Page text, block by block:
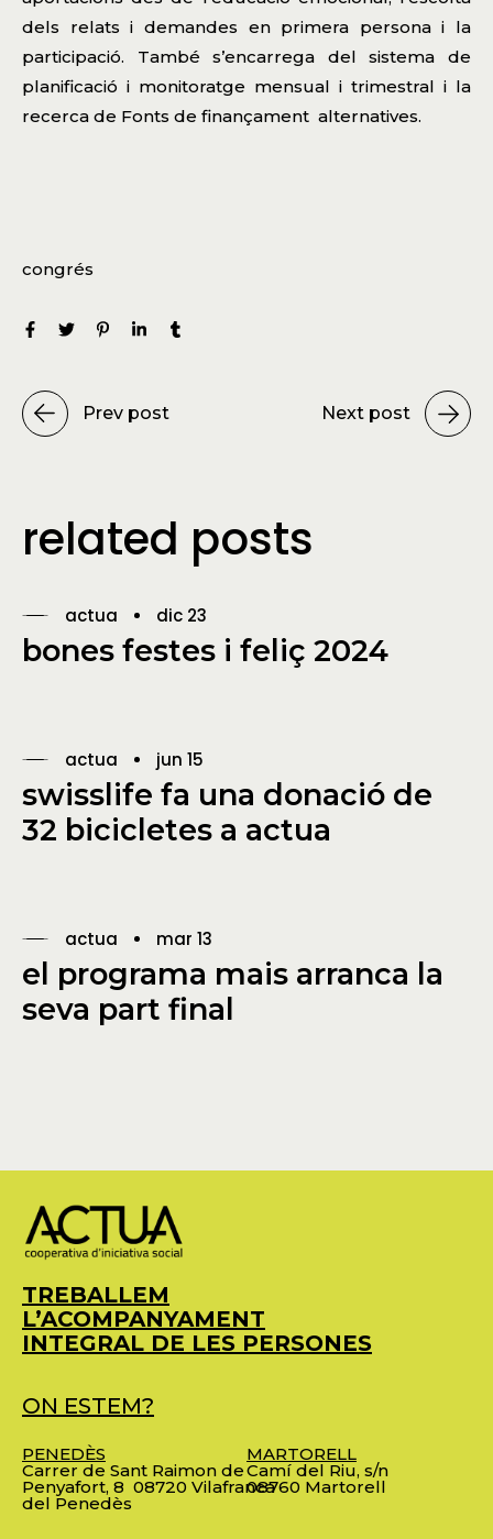
dels relats i demandes en primera persona i la
participació. També s’encarrega del sistema de
planificació i monitoratge mensual i trimestral i la
recerca de Fonts de finançament alternatives.
congrés
Prev post Next post
related posts
actua dic 23
bones festes i feliç 2024
actua jun 15
swisslife fa una donació de
32 bicicletes a actua
actua mar 13
el programa mais arranca la
seva part final
TREBALLEM
L’ACOMPANYAMENT
INTEGRAL DE LES PERSONES
ON ESTEM?
PENEDÈS
Carrer de Sant Raimon de
Penyafort, 8 08720 Vilafranca
del Penedès
MARTORELL
Camí del Riu, s/n
08760 Martorell